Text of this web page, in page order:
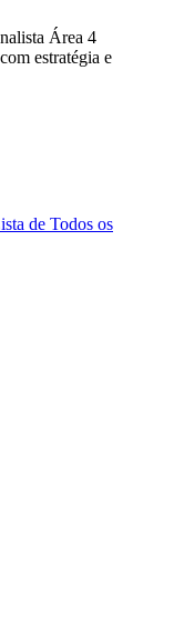
Área 4
estratégia e
de Todos os